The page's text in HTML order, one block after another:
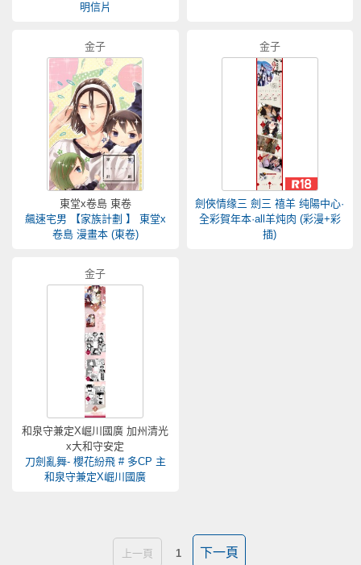
明信片
金子
東堂x卷島 東卷
飆速宅男 【家族計劃 】 東堂x
卷島 漫畫本 (東卷)
金子
劍俠情缘三 劍三 禧羊 纯陽中心·
全彩賀年本·all羊炖肉 (彩漫+彩
插)
金子
和泉守兼定X崛川國廣 加州清光
x大和守安定
刀劍亂舞- 櫻花紛飛 # 多CP 主
和泉守兼定X崛川國廣
上一頁 1 下一頁